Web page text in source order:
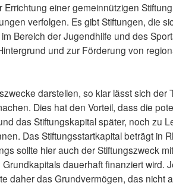
einer gemeinnützigen
verfolgen. Es gibt Stiftungen, die
Bereich der Jugendhilfe und des
und zur Förderung von
darstellen, so klar lässt sich der
Dies hat den Vorteil, dass die
das Stiftungskapital später, noch zu
Das Stiftungsstartkapital beträgt in
sollte hier auch der Stiftungszweck
dauerhaft finanziert wird.
daher das Grundvermögen, das nicht